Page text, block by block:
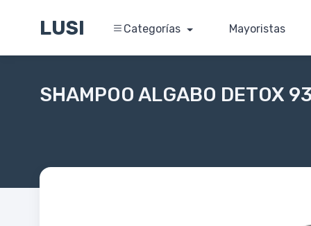
LUSI Categorías Mayoristas
SHAMPOO ALGABO DETOX